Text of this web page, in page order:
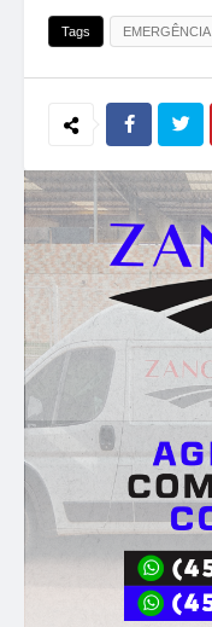
Tags EMERGÊNCIA